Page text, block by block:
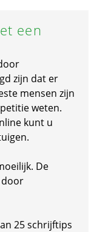
een
zijn dat er
mensen zijn
weten.
kunt u
De
25 schrijftips